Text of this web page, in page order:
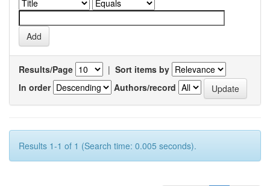
Results/Page | Sort items by
In order
Authors/record
Results 1-1 of 1 (Search time: 0.005 seconds).